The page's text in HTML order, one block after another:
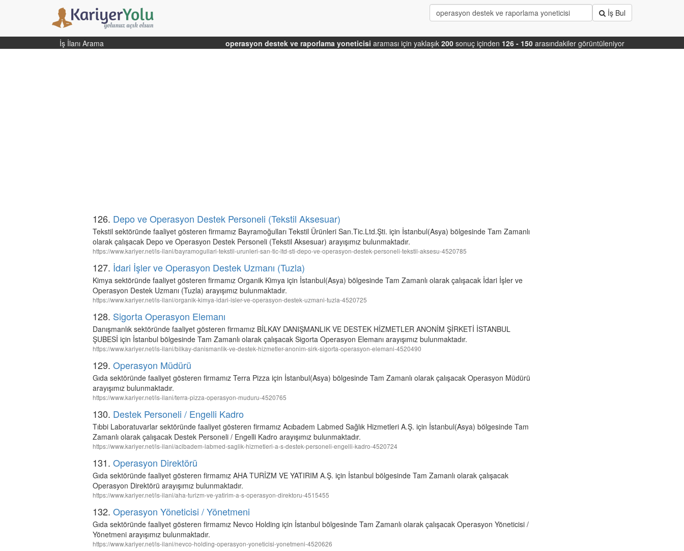
İş Bul
İş İlanı Arama operasyon destek ve raporlama yoneticisi araması için yaklaşık 200 sonuç içinden 126 - 150 arasındakiler görüntüleniyor
126. Depo ve Operasyon Destek Personeli (Tekstil Aksesuar)
Tekstil sektöründe faaliyet gösteren firmamız Bayramoğulları Tekstil Ürünleri San.Tic.Ltd.Şti. için İstanbul(Asya) bölgesinde Tam Zamanlı
olarak çalışacak Depo ve Operasyon Destek Personeli (Tekstil Aksesuar) arayışımız bulunmaktadır.
https://www.kariyer.net/is-ilani/bayramogullari-tekstil-urunleri-san-tic-ltd-sti-depo-ve-operasyon-destek-personeli-tekstil-aksesu-4520785
127. İdari İşler ve Operasyon Destek Uzmanı (Tuzla)
Kimya sektöründe faaliyet gösteren firmamız Organik Kimya için İstanbul(Asya) bölgesinde Tam Zamanlı olarak çalışacak İdari İşler ve
Operasyon Destek Uzmanı (Tuzla) arayışımız bulunmaktadır.
https://www.kariyer.net/is-ilani/organik-kimya-idari-isler-ve-operasyon-destek-uzmani-tuzla-4520725
128. Sigorta Operasyon Elemanı
Danışmanlık sektöründe faaliyet gösteren firmamız BİLKAY DANIŞMANLIK VE DESTEK HİZMETLER ANONİM ŞİRKETİ İSTANBUL
ŞUBESİ için İstanbul bölgesinde Tam Zamanlı olarak çalışacak Sigorta Operasyon Elemanı arayışımız bulunmaktadır.
https://www.kariyer.net/is-ilani/bilkay-danismanlik-ve-destek-hizmetler-anonim-sirk-sigorta-operasyon-elemani-4520490
129. Operasyon Müdürü
Gıda sektöründe faaliyet gösteren firmamız Terra Pizza için İstanbul(Asya) bölgesinde Tam Zamanlı olarak çalışacak Operasyon Müdürü
arayışımız bulunmaktadır.
https://www.kariyer.net/is-ilani/terra-pizza-operasyon-muduru-4520765
130. Destek Personeli / Engelli Kadro
Tıbbi Laboratuvarlar sektöründe faaliyet gösteren firmamız Acıbadem Labmed Sağlık Hizmetleri A.Ş. için İstanbul(Asya) bölgesinde Tam
Zamanlı olarak çalışacak Destek Personeli / Engelli Kadro arayışımız bulunmaktadır.
https://www.kariyer.net/is-ilani/acibadem-labmed-saglik-hizmetleri-a-s-destek-personeli-engelli-kadro-4520724
131. Operasyon Direktörü
Gıda sektöründe faaliyet gösteren firmamız AHA TURİZM VE YATIRIM A.Ş. için İstanbul bölgesinde Tam Zamanlı olarak çalışacak
Operasyon Direktörü arayışımız bulunmaktadır.
https://www.kariyer.net/is-ilani/aha-turizm-ve-yatirim-a-s-operasyon-direktoru-4515455
132. Operasyon Yöneticisi / Yönetmeni
Gıda sektöründe faaliyet gösteren firmamız Nevco Holding için İstanbul bölgesinde Tam Zamanlı olarak çalışacak Operasyon Yöneticisi /
Yönetmeni arayışımız bulunmaktadır.
https://www.kariyer.net/is-ilani/nevco-holding-operasyon-yoneticisi-yonetmeni-4520626